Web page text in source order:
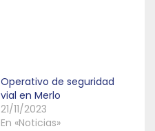
Operativo de seguridad
vial en Merlo
21/11/2023
En «Noticias»